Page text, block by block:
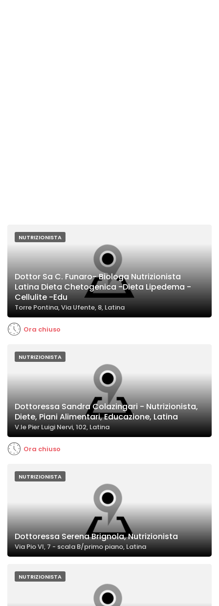
NUTRIZIONISTA
Dottor Sa C. Funaro- Biologa Nutrizionista
Latina Dieta Chetogenica -Dieta Lipedema -
Cellulite -Edu
Torre Pontina, Via Ufente, 8, Latina
Ora chiuso
NUTRIZIONISTA
Dottoressa Sandra Colazingari - Nutrizionista,
Diete, Piani Alimentari, Educazione, Latina
V.le Pier Luigi Nervi, 102, Latina
Ora chiuso
NUTRIZIONISTA
Dottoressa Serena Brignola, Nutrizionista
Via Pio VI, 7 - scala B/primo piano, Latina
NUTRIZIONISTA